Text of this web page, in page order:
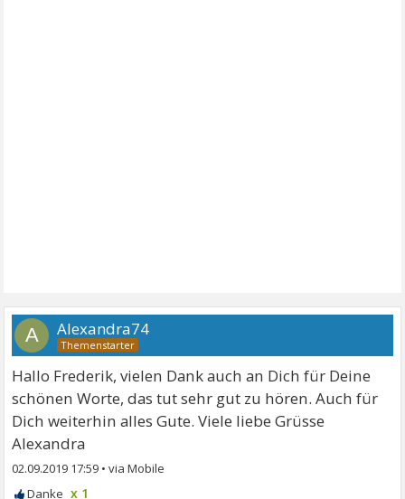
A Alexandra74
Hallo Frederik, vielen Dank auch an Dich für Deine
schönen Worte, das tut sehr gut zu hören. Auch für
Dich weiterhin alles Gute. Viele liebe Grüsse
Alexandra
02.09.2019 17:59 •
x 1